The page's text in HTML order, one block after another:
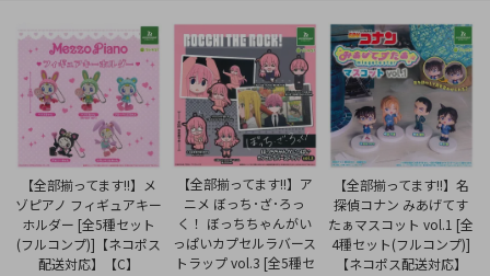
【全部揃ってます!!】メ
ゾピアノ フィギュアキー
ホルダー [全5種セット
(フルコンプ)]【ネコポス
配送対応】【C】
【全部揃ってます!!】ア
ニメ ぼっち･ざ･ろっ
く！ ぼっちちゃんがい
っぱいカプセルラバース
トラップ vol.3 [全5種セ
【全部揃ってます!!】名
探偵コナン みあげてす
たぁマスコット vol.1 [全
4種セット(フルコンプ)]
【ネコポス配送対応】